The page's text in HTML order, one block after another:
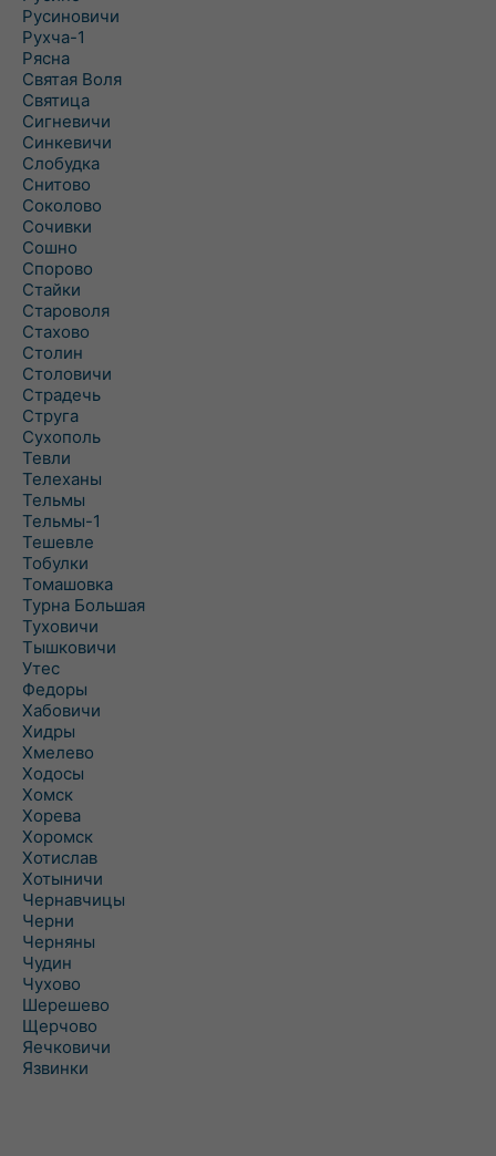
Русиновичи
Рухча-1
Рясна
Святая Воля
Святица
Сигневичи
Синкевичи
Слобудка
Снитово
Соколово
Сочивки
Сошно
Спорово
Стайки
Староволя
Стахово
Столин
Столовичи
Страдечь
Струга
Сухополь
Тевли
Телеханы
Тельмы
Тельмы-1
Тешевле
Тобулки
Томашовка
Турна Большая
Туховичи
Тышковичи
Утес
Федоры
Хабовичи
Хидры
Хмелево
Ходосы
Хомск
Хорева
Хоромск
Хотислав
Хотыничи
Чернавчицы
Черни
Черняны
Чудин
Чухово
Шерешево
Щерчово
Яечковичи
Язвинки